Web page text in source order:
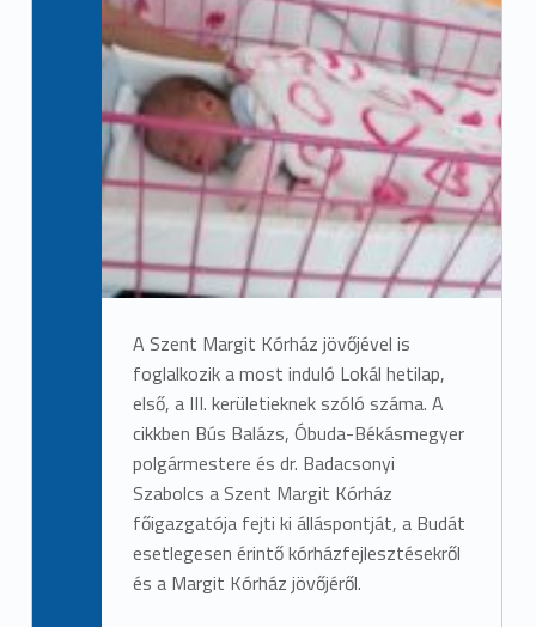
A Szent Margit Kórház jövőjével is
foglalkozik a most induló Lokál hetilap,
első, a III. kerületieknek szóló száma. A
cikkben Bús Balázs, Óbuda-Békásmegyer
polgármestere és dr. Badacsonyi
Szabolcs a Szent Margit Kórház
főigazgatója fejti ki álláspontját, a Budát
esetlegesen érintő kórházfejlesztésekről
és a Margit Kórház jövőjéről.